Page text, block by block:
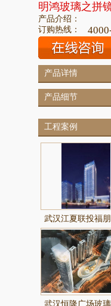
明鸿玻璃之拼
产品介绍：
订购热线：
产品详情
产品细节
工程案例
武汉江夏联投福
登酒店
武汉恒隆广场玻